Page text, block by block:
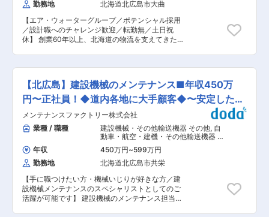
任者のようなマネジメントを目指せます 2）ピア
スグループ内の様々な美容ブランドへ異動して新
たな職種にチャレンジできます 3）店頭で培った
経験をもとに、本社で人事・製品プロモーショ
ります ■就業環境： ・有名ブランドを多数展開
している当社製品を特別価格で購入できます。働
す！ ・あなたの奨学金返済を会社が8割負担して
くれます！お給料を自身の好きなことに使えると
社員に好評の制度です！
ルマは個人で持つことは無く、支店全員で目標に
対して数字を追う為、日々数字に追われるような
ストレスなどは基本的にはございません。 ■就業
環境： ・就業時間は8：30〜17：30（実働8時間
／休憩１時間）ですが、1年単位の変形労働時間
制を採用しております。R5年度は、年間休日115
勤務時間外の使用も可能です。プライベートで使
用された際は、その分のガソリン代を負担いただ
きます。 車輛にかかわる保険等もすべて企業負担
です。そのほか、通勤手当、家族手当、住宅手当
など各種手当も充実しています。 ■当社の魅力：
(1)川崎重工業のグループ会社(2)日立建機日本株
式会社の特約店(3)道内主要各地に9支店・3営業
所有、地元に密着(4)昭和44年創業。平均勤続年
数15年。安定して長期就業が可能な環境です(5)資
格取得、取得費用の助成金制度あり。 変更の範
囲：会社の定める業務
勤務地
北海道北広島市大曲
【エア・ウォーターグループ／ポテンシャル採用
／設計職へのチャレンジ歓迎／転勤無／土日祝
休】 創業60年以上、北海道の物流を支えてきた
で一体となったものづくりを行っています。本ポ
ジションでは、顧客ごとの要望に向き合いなが
ら、設計技術部の一員として製品品質と付加価値
を支える役割を担います。 ■採用背景 組織強化
および業務量増加に伴う増員募集です。安定した
受注環境のもと、設計体制の強化を進めていま
す。 ■業務内容 設計技術部にて、トラック・ト
レーラ荷台の図面作成・機械設計を担当します。
仕様書を基に、SOLIDWORKSを用いた3DCAD設
計を行い、品質向上、顧客要望への対応、法令順
守を踏まえた設計業務を進めます。 設計はオーダ
ーメイドが中心で、平ボデー、ウィングボデー、
保冷車などのトラック荷台架装に加え、トレーラ
ボデーや小型石油タンクローリといった特殊ボデ
ーまで幅広く扱います。 原価低減を目的とした歩
留まり改善の検討や、設計内容の見直しも業務の
【北広島】建設機械のメンテナンス■年収450万
円〜正社員！◆道内各地に大手顧客◆〜安定した経
営〜
メンテナンスファクトリー株式会社
業種 / 職種
建設機械・その他輸送機器 その他, 自
動車・航空・建機・その他輸送機器 整
備士（自動車・建機・航空機など）
年収 450万円~599万円
勤務地
北海道北広島市共栄
【手に職つけたい方・機械いじりが好きな方／建
設機械メンテナンスのスペシャリストとしてのご
活躍が可能です】 建設機械のメンテナンス担当と